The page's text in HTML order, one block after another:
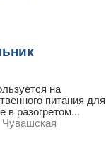
на
питания для
в разогретом...